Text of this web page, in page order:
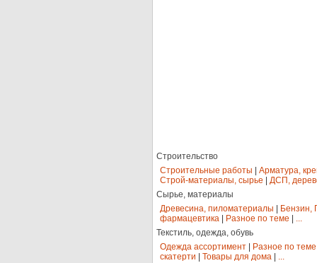
Строительство
Строительные работы
Арматура,
Строй-материалы, сырье
ДСП,
Сырье, материалы
Древесина, пиломатериалы
Бензин,
фармацевтика
Разное по теме
...
Текстиль, одежда, обувь
Одежда ассортимент
Разное по теме
скатерти
Товары для дома ...